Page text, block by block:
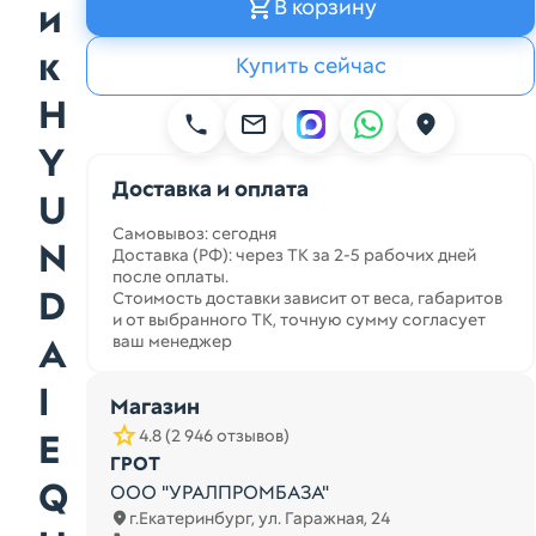
и
к
H
Y
U
N
D
A
I
E
Q
В корзину
Купить сейчас
Доставка и оплата
Самовывоз: сегодня
Доставка (РФ): через ТК за 2-5 рабочих дней
после оплаты.
Стоимость доставки зависит от веса, габаритов
и от выбранного ТК, точную сумму согласует
ваш менеджер
Магазин
4.8 (2 946 отзывов)
ГРОТ
ООО "УРАЛПРОМБАЗА"
г.Екатеринбург, ул. Гаражная, 24